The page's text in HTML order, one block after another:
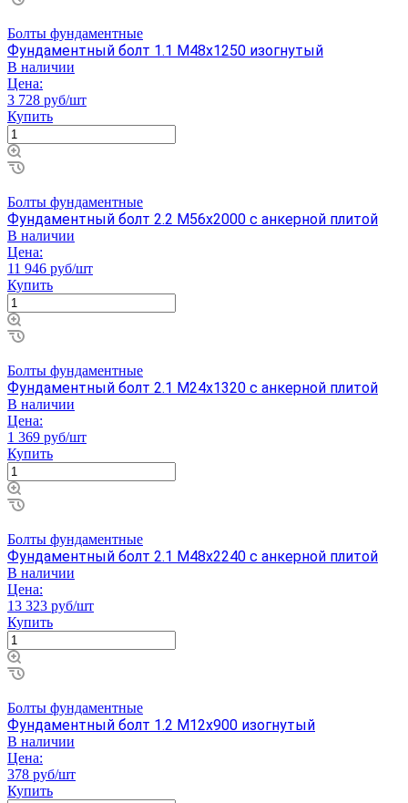
Болты фундаментные
Фундаментный болт 1.1 М48х1250 изогнутый
В наличии
Цена:
3 728 руб/шт
Купить
Болты фундаментные
Фундаментный болт 2.2 М56х2000 с анкерной плитой
В наличии
Цена:
11 946 руб/шт
Купить
Болты фундаментные
Фундаментный болт 2.1 М24х1320 с анкерной плитой
В наличии
Цена:
1 369 руб/шт
Купить
Болты фундаментные
Фундаментный болт 2.1 М48х2240 с анкерной плитой
В наличии
Цена:
13 323 руб/шт
Купить
Болты фундаментные
Фундаментный болт 1.2 М12х900 изогнутый
В наличии
Цена:
378 руб/шт
Купить